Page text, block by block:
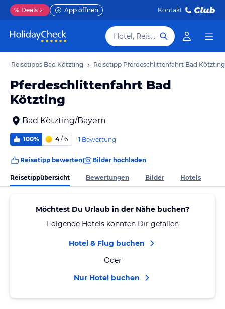
% Deals App öffnen Kontakt
Hotel, Reiseziel
Reisetipps Bad Kötzting Reisetipp Pferdeschlittenfahrt Bad Kötzting
Pferdeschlittenfahrt Bad
Kötzting
Bad Kötzting/Bayern
100% 4/ 6 1 Bewertung
Reisetipp bewerten Bilder hochladen
Reisetippübersicht Bewertungen Bilder Hotels
Möchtest Du Urlaub in der Nähe buchen?
Folgende Hotels könnten Dir gefallen
Hotel & Flug buchen
Oder
Nur Hotel buchen